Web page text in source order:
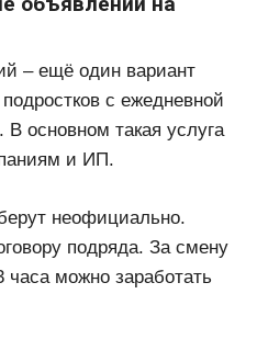
– ещё один вариант
с ежедневной
основном такая услуга
и ИП.
неофициально.
подряда. За смену
можно заработать